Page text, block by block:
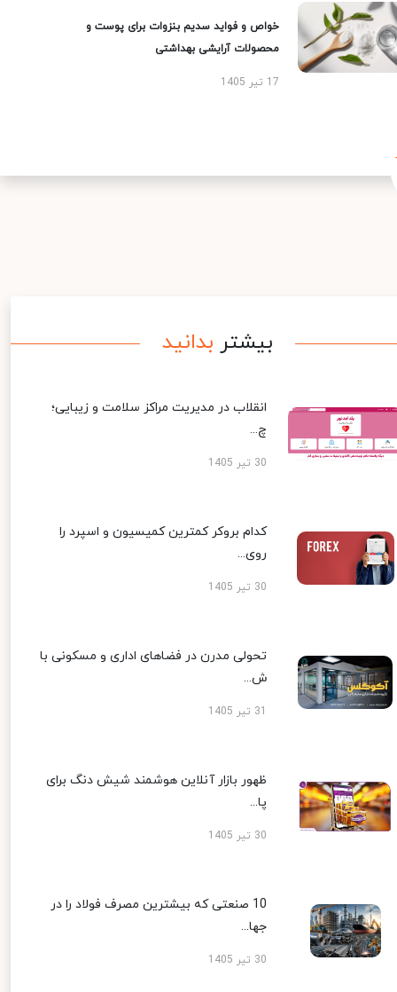
خواص و فواید سدیم بنزوات برای پوست و
محصولات آرایشی بهداشتی
17 تیر 1405
بیشتر بدانید
انقلاب در مدیریت مراکز سلامت و زیبایی؛
چ...
30 تیر 1405
کدام بروکر کمترین کمیسیون و اسپرد را
روی...
30 تیر 1405
تحولی مدرن در فضاهای اداری و مسکونی با
ش...
ظهور بازار آنلاین هوشمند شیش دنگ برای
پا...
30 تیر 1405
10 صنعتی که بیشترین مصرف فولاد را در
جها...
30 تیر 1405